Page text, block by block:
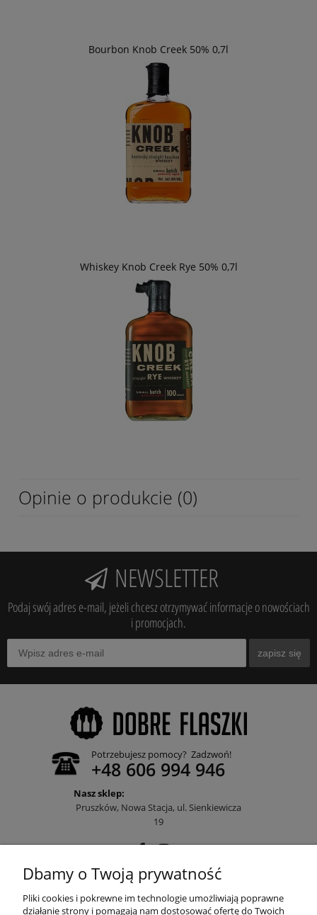
Bourbon Knob Creek 50% 0,7l
Whiskey Knob Creek Rye 50% 0,7l
Opinie o produkcie (0)
NEWSLETTER
Podaj swój adres e-mail, jeżeli chcesz otrzymywać informacje o nowościach
i promocjach.
zapisz się
Potrzebujesz pomocy? Zadzwoń!
+48 606 994 946
Nasz sklep:
Pruszków, Nowa Stacja, ul. Sienkiewicza
19
POMOC
Dbamy o Twoją prywatność
Pliki cookies i pokrewne im technologie umożliwiają poprawne
działanie strony i pomagają nam dostosować ofertę do Twoich